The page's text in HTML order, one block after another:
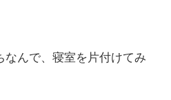
なんで、寝室を片付けてみ